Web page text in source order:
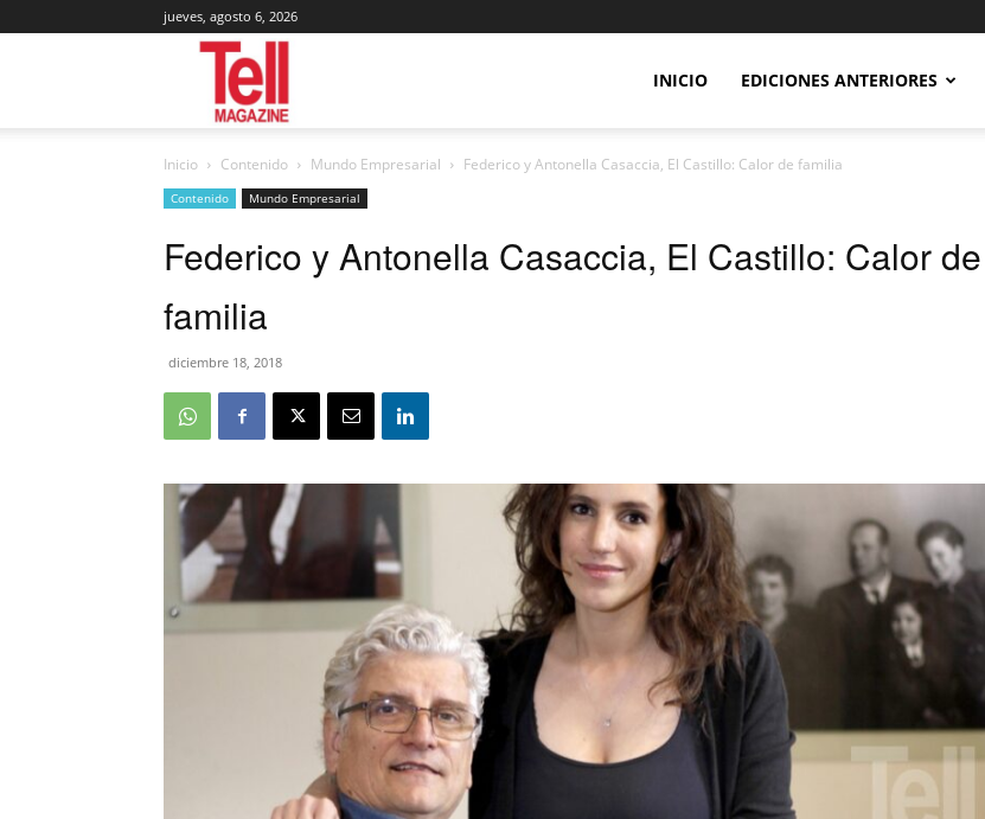
jueves, agosto 6, 2026
Magazine
INICIO EDICIONES ANTERIORES
Inicio Contenido Mundo Empresarial Federico y Antonella Casaccia, El Castillo: Calor de familia
Contenido Mundo Empresarial
Federico y Antonella Casaccia, El Castillo: Calor de
familia
diciembre 18, 2018